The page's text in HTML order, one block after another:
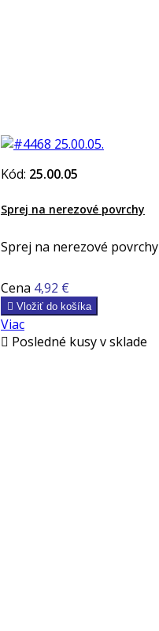
Kód: 25.00.05
Sprej na nerezové povrchy
Sprej na nerezové povrchy
Cena 4,92 €
 Vložiť do košíka
Viac
 Posledné kusy v sklade